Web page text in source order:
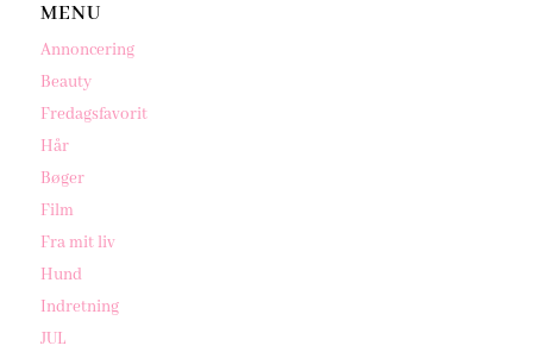
MENU
Annoncering
Beauty
Fredagsfavorit
Hår
Bøger
Film
Fra mit liv
Hund
Indretning
JUL